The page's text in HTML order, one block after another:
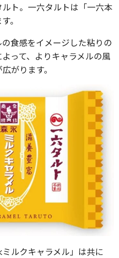
ト。一六タルトは「一六本
。
食感をイメージした粘りの
って、よりキャラメルの風
がります。
ルクキャラメル」は共に